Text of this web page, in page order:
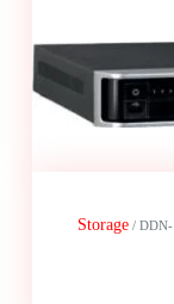
/ DDN-